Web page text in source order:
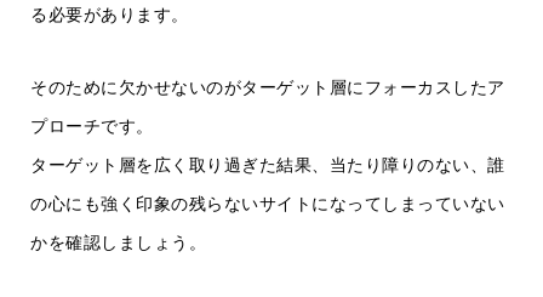
る必要があります。
そのために欠かせないのがターゲット層にフォーカスしたア
プローチです。
ターゲット層を広く取り過ぎた結果、当たり障りのない、誰
の心にも強く印象の残らないサイトになってしまっていない
かを確認しましょう。